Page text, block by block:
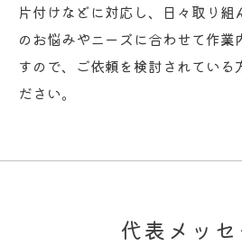
片付けなどに対応し、日々取り組
のお悩みやニーズに合わせて作業
すので、ご依頼を検討されている
ださい。
代表メッセ